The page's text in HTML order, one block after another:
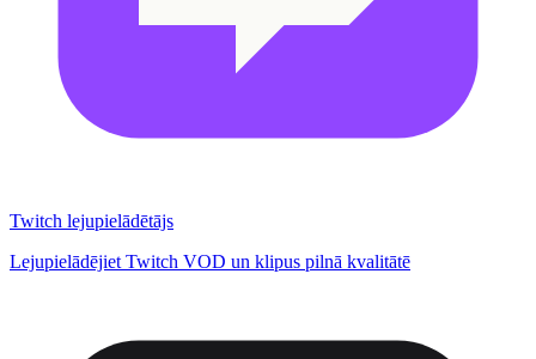
Twitch lejupielādētājs
Lejupielādējiet Twitch VOD un klipus pilnā kvalitātē